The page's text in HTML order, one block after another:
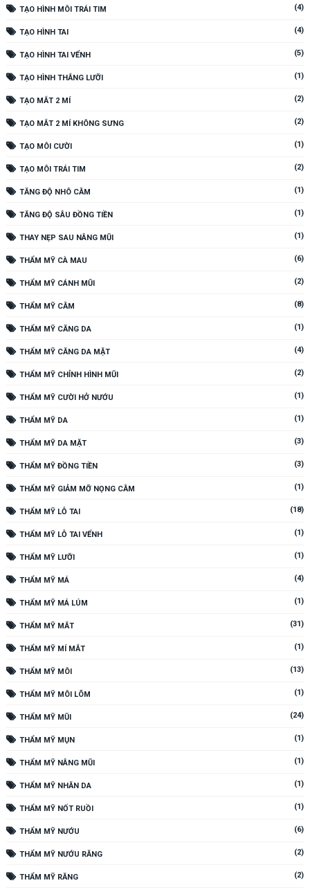
TẠO HÌNH MÔI TRÁI TIM (4)
TẠO HÌNH TAI (4)
TẠO HÌNH TAI VỂNH (5)
TẠO HÌNH THẮNG LƯỠI (1)
TẠO MẮT 2 MÍ (2)
TẠO MẮT 2 MÍ KHÔNG SƯNG (2)
TẠO MÔI CƯỜI (1)
TẠO MÔI TRÁI TIM (2)
TĂNG ĐỘ NHÔ CẰM (1)
TĂNG ĐỘ SÂU ĐỒNG TIỀN (1)
THAY NẸP SAU NÂNG MŨI (1)
THẨM MỸ CÀ MAU (6)
THẨM MỸ CÁNH MŨI (2)
THẨM MỸ CẰM (8)
THẨM MỸ CĂNG DA (1)
THẨM MỸ CĂNG DA MẶT (4)
THẨM MỸ CHỈNH HÌNH MŨI (2)
THẨM MỸ CƯỜI HỞ NƯỚU (1)
THẨM MỸ DA (1)
THẨM MỸ DA MẶT (3)
THẨM MỸ ĐỒNG TIỀN (3)
THẨM MỸ GIẢM MỠ NỌNG CẰM (1)
THẨM MỸ LỖ TAI (18)
THẨM MỸ LỖ TAI VỂNH (1)
THẨM MỸ LƯỠI (1)
THẨM MỸ MÁ (4)
THẨM MỸ MÁ LÚM (1)
THẨM MỸ MẮT (31)
THẨM MỸ MÍ MẮT (1)
THẨM MỸ MÔI (13)
THẨM MỸ MÔI LÕM (1)
THẨM MỸ MŨI (24)
THẨM MỸ MỤN (1)
THẨM MỸ NÂNG MŨI (1)
THẨM MỸ NHĂN DA (1)
THẨM MỸ NỐT RUỒI (1)
THẨM MỸ NƯỚU (6)
THẨM MỸ NƯỚU RĂNG (2)
THẨM MỸ RĂNG (2)